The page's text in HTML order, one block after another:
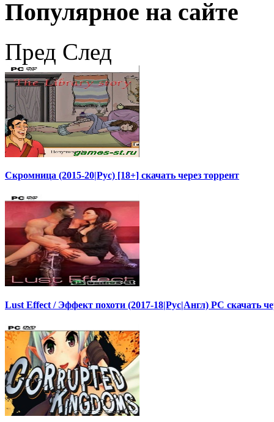
Популярное на сайте
Пред След
Скромница (2015-20|Рус) [18+] скачать через торрент
Lust Effect / Эффект похоти (2017-18|Рус|Англ) PC скачать